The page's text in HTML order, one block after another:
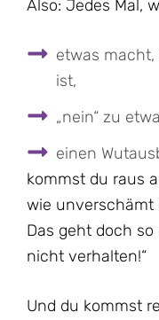
Also: Jedes Mal,
etwas
ist,
„nein“ zu
einen
kommst du raus
wie unverschämt
Das geht doch
nicht verhalten!“
Und du kommst